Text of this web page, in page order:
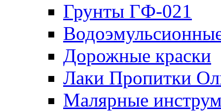
Грунты ГФ-021
Дорожные краски
Лаки Пропитки
Малярные